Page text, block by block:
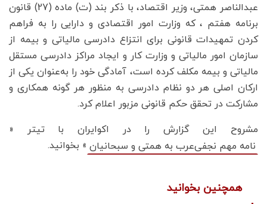
عبدالناصر همتی، وزیر اقتصاد، با ذکر بند (ت) ماده (27) قانون
برنامه هفتم ، که وزارت امور اقتصادی و دارایی را به فراهم
کردن تمهیدات قانونی برای انتزاع دادرسی مالیاتی و بیمه از
سازمان امور مالیاتی و وزارت کار و ایجاد مراکز دادرسی مستقل
مالیاتی و بیمه مکلف کرده است، آمادگی خود را به‌عنوان یکی از
ارکان اصلی هر دو نظام دادرسی به منظور هر گونه همکاری و
مشارکت در تحقق حکم قانونی مزبور اعلام کرد.
مشروح این گزارش را در اکوایران با تیتر «
نامه مهم نجفی‌عرب به همتی و سبحانیان » بخوانید.
همچنین بخوانید